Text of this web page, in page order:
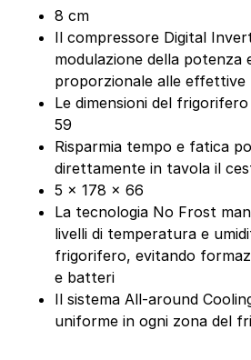
8 cm
Il compressore Digital
modulazione della potenza
proporzionale alle effettive
Le dimensioni del
59
Risparmia tempo e fatica
direttamente in tavola il
5 x 178 x 66
La tecnologia No Frost
livelli di temperatura e
frigorifero, evitando
e batteri
Il sistema All-around
uniforme in ogni zona del